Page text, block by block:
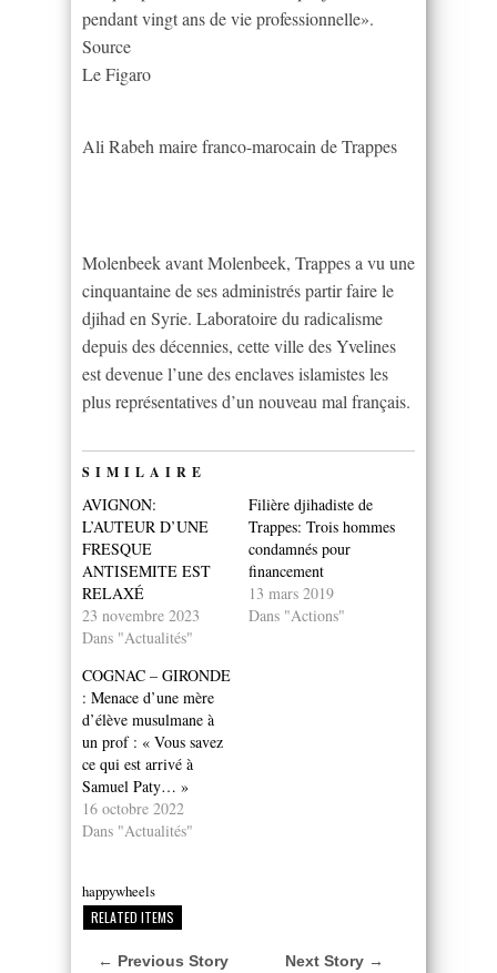
pendant vingt ans de vie professionnelle».
Source
Le Figaro
Ali Rabeh maire franco-marocain de Trappes
Molenbeek avant Molenbeek, Trappes a vu une
cinquantaine de ses administrés partir faire le
djihad en Syrie. Laboratoire du radicalisme
depuis des décennies, cette ville des Yvelines
est devenue l’une des enclaves islamistes les
plus représentatives d’un nouveau mal français.
SIMILAIRE
AVIGNON:
L’AUTEUR D’UNE
FRESQUE
ANTISEMITE EST
RELAXÉ
23 novembre 2023
Dans "Actualités"
Filière djihadiste de
Trappes: Trois hommes
condamnés pour
financement
13 mars 2019
Dans "Actions"
COGNAC – GIRONDE
: Menace d’une mère
d’élève musulmane à
un prof : « Vous savez
ce qui est arrivé à
Samuel Paty… »
16 octobre 2022
Dans "Actualités"
happywheels
RELATED ITEMS
← Previous Story Next Story →